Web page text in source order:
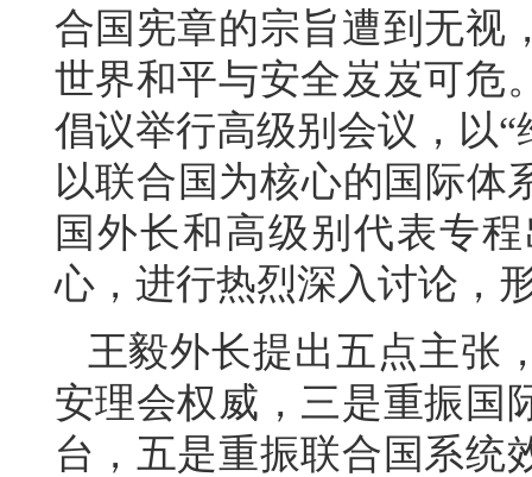
合国宪章的宗旨遭到无视
世界和平与安全岌岌可危
倡议举行高级别会议，以
以联合国为核心的国际体
国外长和高级别代表专
心，进行热烈深入讨论，
王毅外长提出五点主张
安理会权威，三是重振国
台，五是重振联合国系统